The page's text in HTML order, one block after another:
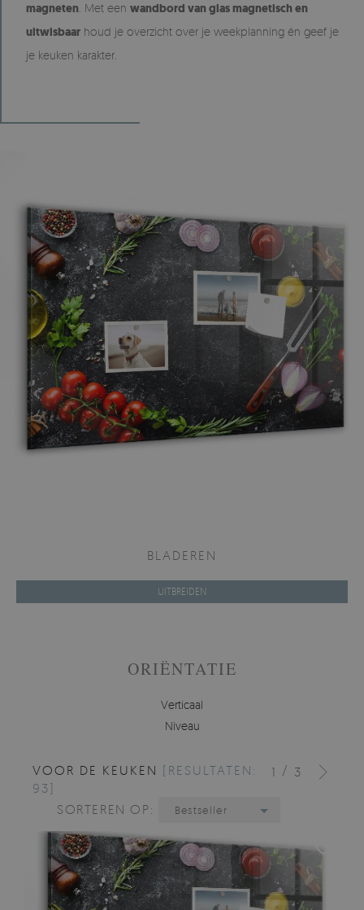
magneten . Met een wandbord van glas magnetisch en
uitwisbaar houd je overzicht over je weekplanning én geef je
je keuken karakter.
BLADEREN
UITBREIDEN
ORIËNTATIE
Verticaal
Niveau
1 / 3
VOOR DE KEUKEN [RESULTATEN:
93]
SORTEREN OP:
Bestseller